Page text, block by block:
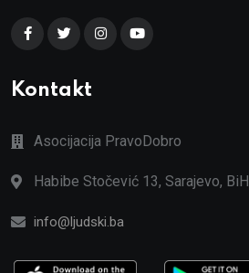
Kontakt
Asocijacija PravoDobro
Habibe Stočević 13, Sarajevo, BiH
info@ljudski.ba